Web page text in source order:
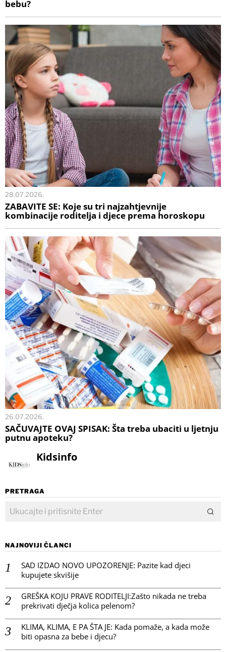
bebu?
28.07.2026.
ZABAVITE SE: Koje su tri najzahtjevnije
kombinacije roditelja i djece prema horoskopu
26.07.2026.
SAČUVAJTE OVAJ SPISAK: Šta treba ubaciti u ljetnju
putnu apoteku?
Kidsinfo
PRETRAGA
NAJNOVIJI ČLANCI
SAD IZDAO NOVO UPOZORENJE: Pazite kad djeci
kupujete skvišije
GREŠKA KOJU PRAVE RODITELJI:Zašto nikada ne treba
prekrivati dječja kolica pelenom?
KLIMA, KLIMA, E PA ŠTA JE: Kada pomaže, a kada može
biti opasna za bebe i djecu?